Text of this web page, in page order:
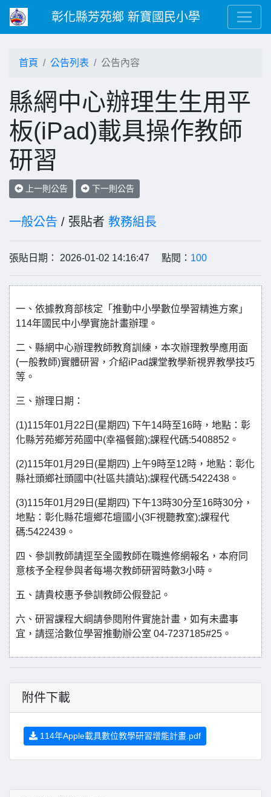
彰化縣芳苑鄉 新寶國民小學
首頁 公告列表 公告內容
縣網中心辦理生生用平
板(iPad)載具操作教師
研習
上一則公告 下一則公告
一般公告 / 張貼者 教務組長
張貼日期： 2026-01-02 14:16:47 點閱： 100
一、依據教育部核定「推動中小學數位學習精進方案」
114年國民中小學實施計畫辦理。
二、縣網中心辦理教師教育訓練，本次辦理教學應用面
(一般教師)實體研習，介紹iPad課堂教學新視界教學技巧
等。
三、辦理日期：
(1)115年01月22日(星期四) 下午14時至16時，地點：彰
化縣芳苑鄉芳苑國中(幸福餐館);課程代碼:5408852。
(2)115年01月29日(星期四) 上午9時至12時，地點：彰化
縣社頭鄉社頭國中(社區共讀站);課程代碼:5422438。
(3)115年01月29日(星期四) 下午13時30分至16時30分，
地點：彰化縣花壇鄉花壇國小(3F視聽教室);課程代
碼:5422439。
四、參訓教師請逕至全國教師在職進修網報名，本府同
意核予全程參與者每場次教師研習時數3小時。
五、請貴校惠予參訓教師公假登記。
六、研習課程大綱請參閱附件實施計畫，如有未盡事
宜，請逕洽數位學習推動辦公室 04-7237185#25。
附件下載
114年Apple載具數位教學研習增能計畫.pdf